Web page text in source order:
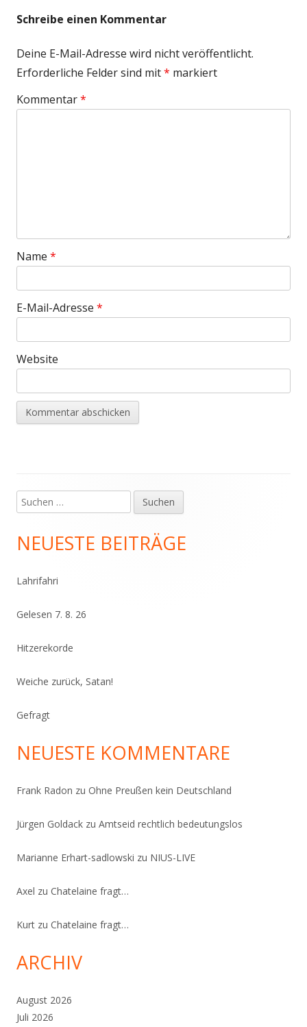
Schreibe einen Kommentar
Deine E-Mail-Adresse wird nicht veröffentlicht.
Erforderliche Felder sind mit* markiert
Kommentar*
Name *
E-Mail-Adresse *
Website
Haupt-
Seitenleiste
Suchen
nach:
NEUESTE BEITRÄGE
Lahrifahri
Gelesen 7. 8. 26
Hitzerekorde
Weiche zurück, Satan!
Gefragt
NEUESTE KOMMENTARE
Frank Radon zu Ohne Preußen kein Deutschland
Jürgen Goldack zu Amtseid rechtlich bedeutungslos
Marianne Erhart-sadlowski zu NIUS-LIVE
Axel zu Chatelaine fragt…
Kurt zu Chatelaine fragt…
ARCHIV
August 2026
Juli 2026